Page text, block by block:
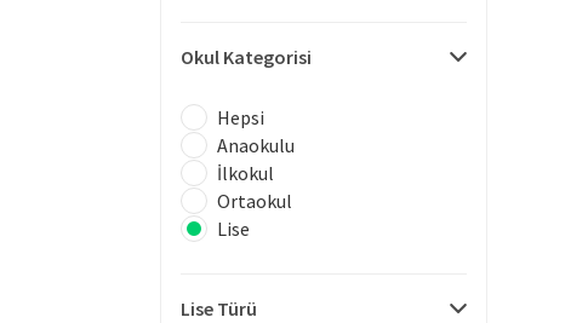
Okul Kategorisi
Hepsi
Anaokulu
İlkokul
Ortaokul
Lise
Lise Türü